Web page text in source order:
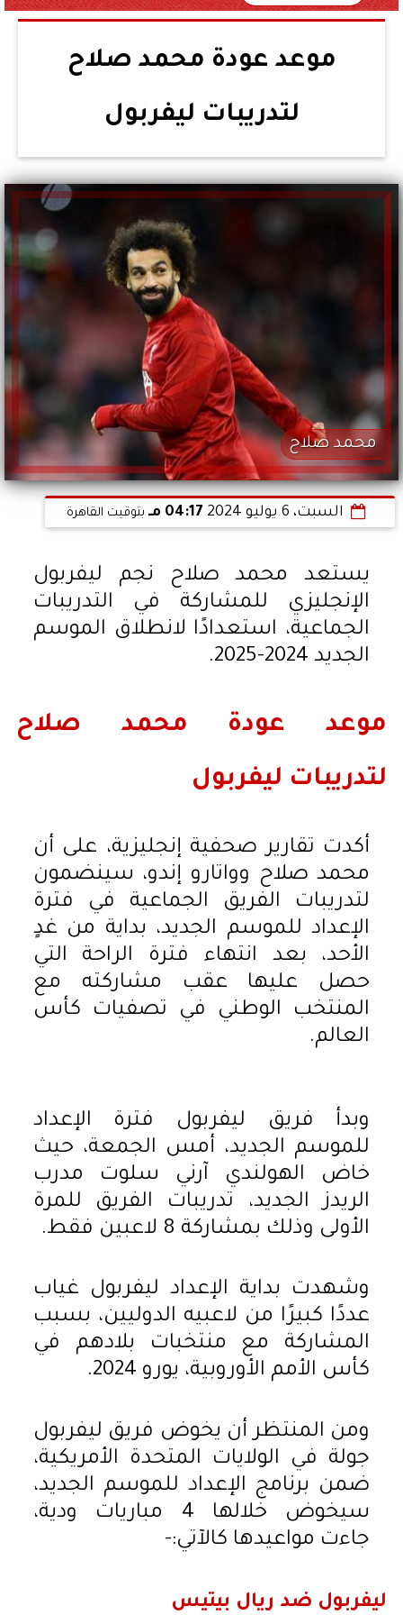
موعد عودة محمد صلاح
لتدريبات ليفربول
محمد صلاح
السبت، 6 يوليو 2024 04:17 مـ بتوقيت القاهرة
يستعد محمد صلاح نجم ليفربول
الإنجليزي للمشاركة في التدريبات
الجماعية، استعدادًا لانطلاق الموسم
الجديد 2024-2025.
موعد عودة محمد صلاح
لتدريبات ليفربول
أكدت تقارير صحفية إنجليزية، على أن
محمد صلاح وواتارو إندو، سينضمون
لتدريبات الفريق الجماعية في فترة
الإعداد للموسم الجديد، بداية من غدٍ
الأحد، بعد انتهاء فترة الراحة التي
حصل عليها عقب مشاركته مع
المنتخب الوطني في تصفيات كأس
العالم.
وبدأ فريق ليفربول فترة الإعداد
للموسم الجديد، أمس الجمعة، حيث
خاض الهولندي آرني سلوت مدرب
الريدز الجديد، تدريبات الفريق للمرة
الأولى وذلك بمشاركة 8 لاعبين فقط.
وشهدت بداية الإعداد ليفربول غياب
عددًا كبيرًا من لاعبيه الدوليين، بسبب
المشاركة مع منتخبات بلادهم في
كأس الأمم الأوروبية، يورو 2024.
ومن المنتظر أن يخوض فريق ليفربول
جولة في الولايات المتحدة الأمريكية،
ضمن برنامج الإعداد للموسم الجديد،
سيخوض خلالها 4 مباريات ودية،
جاءت مواعيدها كالآتي:-
ليفربول ضد ريال بيتيس